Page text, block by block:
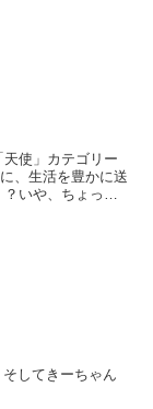
使」カテゴリー
、生活を豊かに送
いや、ちょっと
してきーちゃん